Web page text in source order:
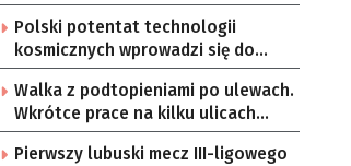
Polski potentat technologii
kosmicznych wprowadzi się do
Zielonej Góry
Walka z podtopieniami po ulewach.
Wkrótce prace na kilku ulicach
Gorzowa
Pierwszy lubuski mecz III-ligowego